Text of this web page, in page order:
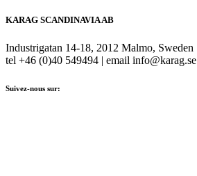
KARAG SCANDINAVIA AB
Industrigatan 14-18, 2012 Malmo, Sweden
tel +46 (0)40 549494 | email info@karag.se
Suivez-nous sur: